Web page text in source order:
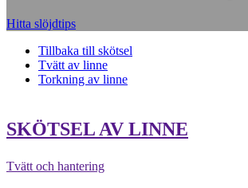
Hitta slöjdtips
Tillbaka till skötsel
Tvätt av linne
Torkning av linne
SKÖTSEL AV LINNE
Tvätt och hantering